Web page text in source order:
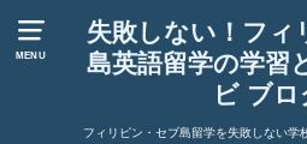
MENU
失敗しない！フィ
島英語留学の学習
ビ ブロ
フィリピン・セブ島留学を失敗しない学